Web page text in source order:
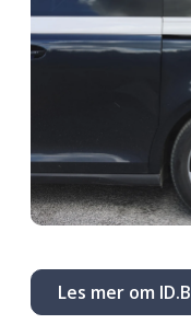
Les mer om